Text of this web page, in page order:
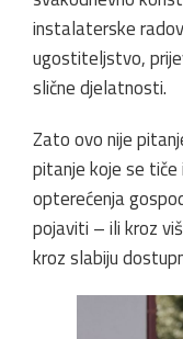
instalaterske
ugostiteljstvo,
slične djelatnosti.
Zato ovo nije
pitanje koje se tiče
opterećenja
pojaviti – ili kroz
kroz slabiju